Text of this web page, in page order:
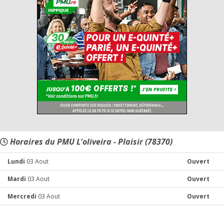
Horaires du PMU L'oliveira - Plaisir (78370)
Lundi 03 Aout Ouvert
Mardi 03 Aout Ouvert
Mercredi 03 Aout Ouvert